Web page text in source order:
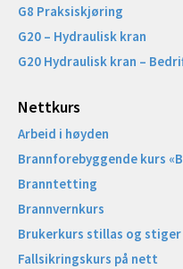
G8 Praksiskjøring
G20 – Hydraulisk kran
G20 Hydraulisk kran –
Nettkurs
Arbeid i høyden
Brannforebyggende kurs
Branntetting
Brannvernkurs
Brukerkurs stillas og stiger
Fallsikringskurs på nett